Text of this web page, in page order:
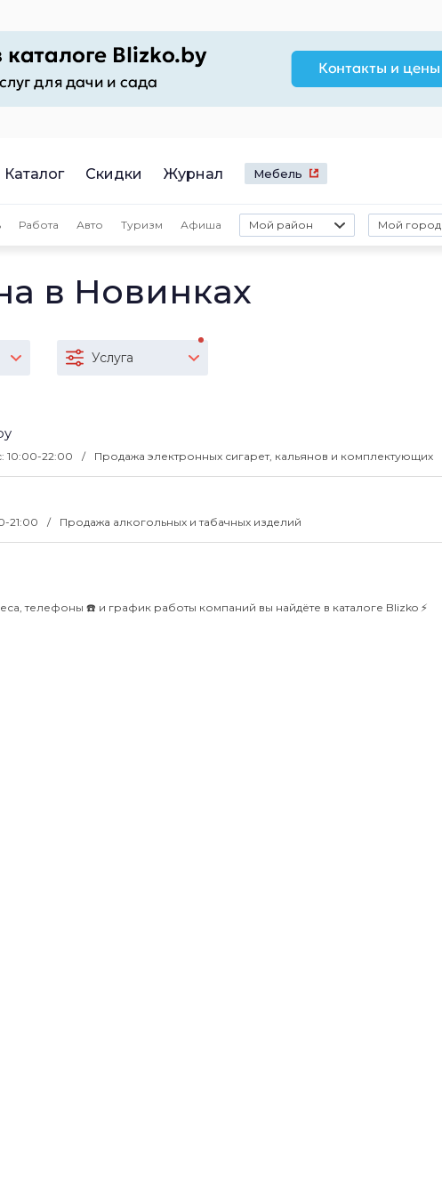
Каталог Скидки Журнал Мебель
Работа Авто Туризм Афиша Мой район Мой город
в Новинках
Услуга
10:00-22:00 Продажа электронных сигарет, кальянов и комплектующих
21:00 Продажа алкогольных и табачных изделий
телефоны ☎️ и график работы компаний вы найдёте в каталоге Blizko ⚡️